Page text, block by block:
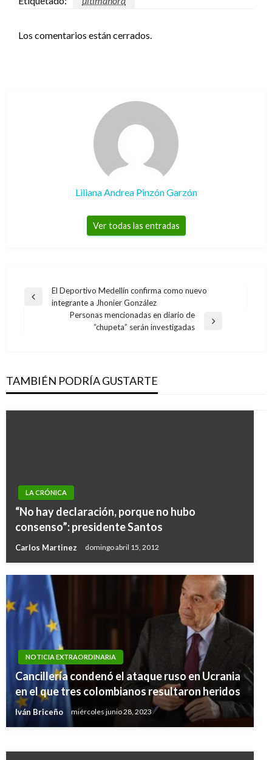
Los comentarios están cerrados.
Liliana Andrea Pinzón Garzón
Ver todas las entradas
Navegación
Entrada
El Deportivo Medellín confirma como nuevo
integrante a Jhonier González
Personas mencionadas en diario de
“chupeta” serán investigadas
TAMBIÉN PODRÍA GUSTARTE
LA CRÓNICA
“No hay declaración, porque no hubo
consenso”: presidente Santos
Carlos Martinez domingo abril 15, 2012
NOTICIA EXTRAORDINARIA
Cancillería condenó el ataque ruso en Ucrania
en el que tres colombianos resultaron heridos
Iván Briceño miércoles junio 28, 2023
NOTICIA EXTRAORDINARIA
Uribe aclara que serán mayores de edad
jovenes que integrarán red de informantes